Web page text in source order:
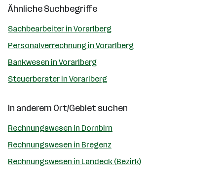
Ähnliche Suchbegriffe
Sachbearbeiter in Vorarlberg
Personalverrechnung in Vorarlberg
Bankwesen in Vorarlberg
Steuerberater in Vorarlberg
In anderem Ort/Gebiet suchen
Rechnungswesen in Dornbirn
Rechnungswesen in Bregenz
Rechnungswesen in Landeck (Bezirk)